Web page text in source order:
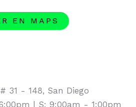
EN MAPS
31 - 148, San Diego
| S: 9:00am - 1:00pm